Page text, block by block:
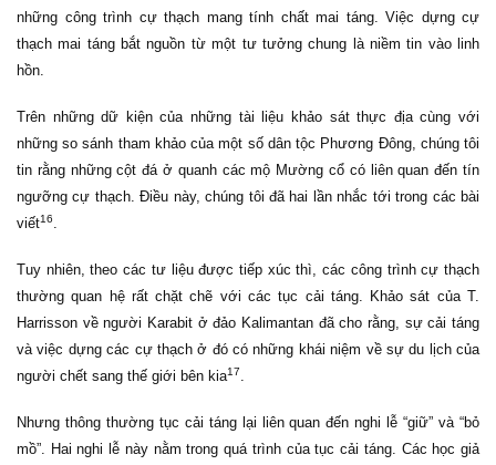
những công trình cự thạch mang tính chất mai táng. Việc dựng cự
thạch mai táng bắt nguồn từ một tư tưởng chung là niềm tin vào linh
hồn.
Trên những dữ kiện của những tài liệu khảo sát thực địa cùng với
những so sánh tham khảo của một số dân tộc Phương Đông, chúng tôi
tin rằng những cột đá ở quanh các mộ Mường cổ có liên quan đến tín
ngưỡng cự thạch. Điều này, chúng tôi đã hai lần nhắc tới trong các bài
viết16
Tuy nhiên, theo các tư liệu được tiếp xúc thì, các công trình cự thạch
thường quan hệ rất chặt chẽ với các tục cải táng. Khảo sát của T.
Harrisson về người Karabit ở đảo Kalimantan đã cho rằng, sự cải táng
và việc dựng các cự thạch ở đó có những khái niệm về sự du lịch của
người chết sang thế giới bên kia17
Nhưng thông thường tục cải táng lại liên quan đến nghi lễ “giữ” và “bỏ
mồ”. Hai nghi lễ này nằm trong quá trình của tục cải táng. Các học giả